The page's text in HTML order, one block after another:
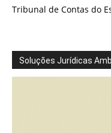
Tribunal de Contas do
Soluções Jurídicas